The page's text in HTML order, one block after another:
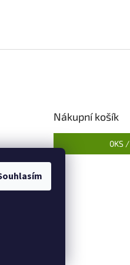
Nákupní košík
0KS /